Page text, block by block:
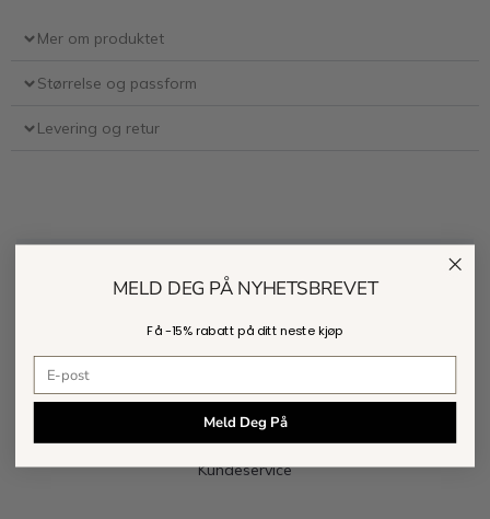
Mer om produktet
Størrelse og passform
Levering og retur
Kundeservice
MELD DEG PÅ NYHETSBREVET
Få -15% rabattpå ditt neste kjøp
Meld Deg På